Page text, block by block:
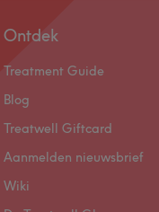
Ontdek
Treatment Guide
Blog
Treatwell Giftcard
Aanmelden nieuwsbrief
Wiki